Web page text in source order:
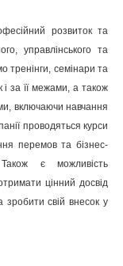
розвиток та
управлінського та
тренінги, семінари та
і за її межами, а також
включаючи навчання
проводяться курси
перемов та бізнес-
є можливість
цінний досвід
зробити свій внесок у